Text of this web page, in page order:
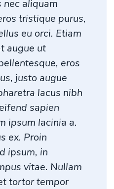
aliquam
tristique purus,
eu orci. Etiam
augue ut
eros
justo augue
lacus nibh
sapien
ipsum lacinia a.
ex. Proin
ipsum, in
vitae. Nullam
tortor tempor